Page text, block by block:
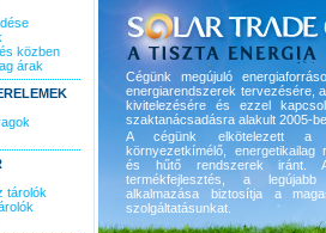
közben
árak
tárolók
Cégünk megújuló
energiarendszerek tervezésére,
kivitelezésére és ezzel
szaktanácsadásra alakult 2005-
A cégünk elkötelezett a
környezetkímélő, energetikailag
és hűtő rendszerek iránt.
termékfejlesztés, a legújabb
alkalmazása biztosítja a
szolgáltatásunkat.